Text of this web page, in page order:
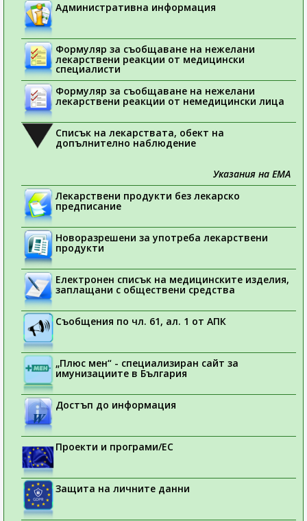
Административна информация
Формуляр за съобщаване на нежелани
лекарствени реакции от медицински
специалисти
Формуляр за съобщаване на нежелани
лекарствени реакции от немедицински лица
Списък на лекарствата, обект на
допълнително наблюдение
Указания на ЕМА
Лекарствени продукти без лекарско
предписание
Новоразрешени за употреба лекарствени
продукти
Електронен списък на медицинските изделия,
заплащани с обществени средства
Съобщения по чл. 61, ал. 1 от АПК
„Плюс мен“ - специализиран сайт за
имунизациите в България
Достъп до информация
Проекти и програми/ЕС
Защита на личните данни